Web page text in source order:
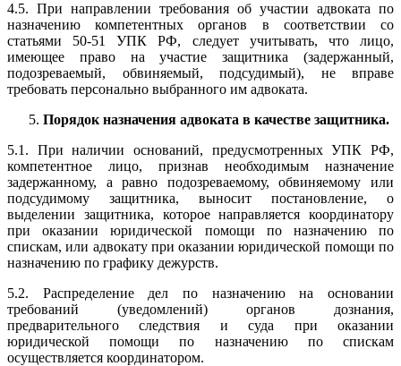
4.5. При направлении требования об участии адвоката по
назначению компетентных органов в соответствии со
статьями 50-51 УПК РФ, следует учитывать, что лицо,
имеющее право на участие защитника (задержанный,
подозреваемый, обвиняемый, подсудимый), не вправе
требовать персонально выбранного им адвоката.
Порядок назначения адвоката в качестве защитника.
5.1. При наличии оснований, предусмотренных УПК РФ,
компетентное лицо, признав необходимым назначение
задержанному, а равно подозреваемому, обвиняемому или
подсудимому защитника, выносит постановление, о
выделении защитника, которое направляется координатору
при оказании юридической помощи по назначению по
спискам, или адвокату при оказании юридической помощи по
назначению по графику дежурств.
5.2. Распределение дел по назначению на основании
требований (уведомлений) органов дознания,
предварительного следствия и суда при оказании
юридической помощи по назначению по спискам
осуществляется координатором.